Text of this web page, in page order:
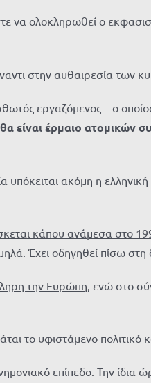
να ολοκληρωθεί ο
στην αυθαιρεσία των
εργαζόμενος – ο
θα είναι έρμαιο ατομικών
ακόμη η
κάπου ανάμεσα στο
Έχει οδηγηθεί πίσω
την Ευρώπη, ενώ στο
το υφιστάμενο
επίπεδο. Την ίδια